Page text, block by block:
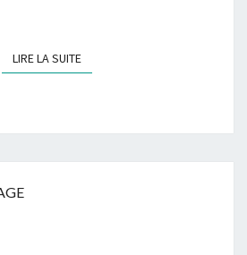
LIRE LA SUITELIRE LA SUITE